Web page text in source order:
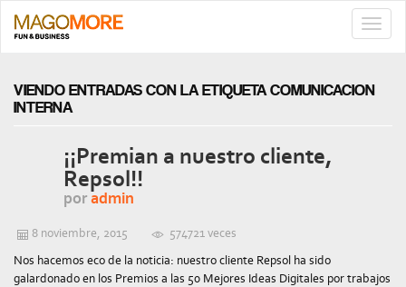
VIENDO ENTRADAS CON LA ETIQUETA COMUNICACION
INTERNA
¡¡Premian a nuestro cliente,
Repsol!!
poradmin
8 noviembre, 2015
574721 veces
Nos hacemos eco de la noticia: nuestro cliente Repsol ha sido
galardonado en los Premios a las 50 Mejores Ideas Digitales por trabajos